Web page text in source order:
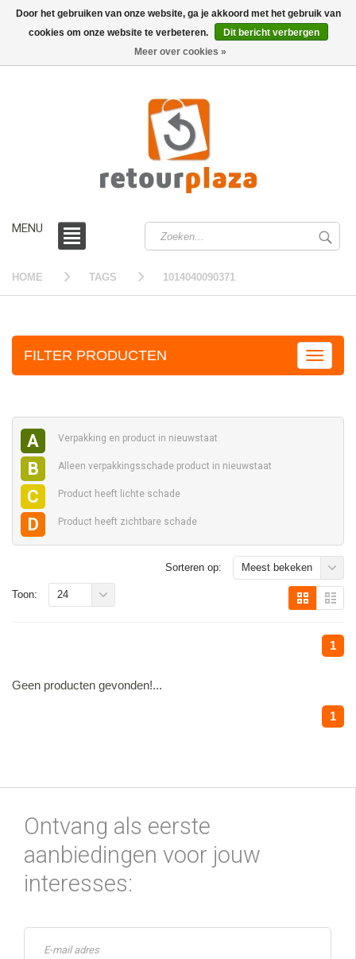
MENU
HOME TAGS 1014040090371
FILTER PRODUCTEN
A Verpakking en product in nieuwstaat
B Alleen verpakkingsschade product in nieuwstaat
C Product heeft lichte schade
D Product heeft zichtbare schade
Sorteren op: Meest bekeken
1
Toon: 24
Geen producten gevonden!...
1
Ontvang als eerste
aanbiedingen voor jouw
interesses:
Door het gebruiken van onze website, ga je akkoord met het gebruik van
cookies om onze website te verbeteren.
Dit bericht verbergen
Meer over cookies »